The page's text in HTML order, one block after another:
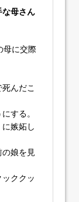
母さん
母に交際
んだこ
する。
嫉妬し
の娘を見
ククッ